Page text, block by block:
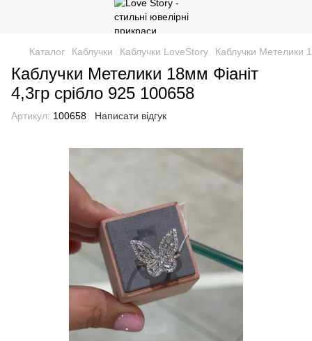
Каталог Каблучки Каблучки LoveStory Каблучки Метелики
Каблучки Метелики 18мм Фіаніт
4,3гр срібло 925 100658
Артикул: 100658 Написати відгук